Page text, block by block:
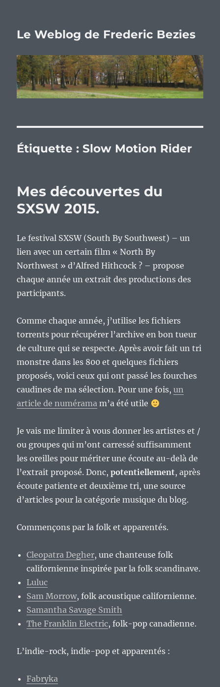
Le Weblog de Frederic Bezies
Étiquette : Slow Motion Rider
Mes découvertes du
SXSW 2015.
Le festival SXSW (South By Southwest) – un
lien avec un certain film « North By
Northwest » d’Alfred Hithcock ? – propose
chaque année un extrait des productions des
participants.
Comme chaque année, j’utilise les fichiers
torrents pour récupérer l’archive en bon tueur
de culture qui se respecte. Après avoir fait un tri
monstre dans les 800 et quelques fichiers
proposés, voici ceux qui ont passé les fourches
caudines de ma sélection. Pour une fois,un
article de numérama m’a été utile
Je vais me limiter à vous donner les artistes et /
ou groupes qui m’ont carressé suffisamment
les oreilles pour mériter une écoute au-delà de
l’extrait proposé. Donc,potentiellement, après
écoute patiente et deuxième tri, une source
d’articles pour la catégorie musique du blog.
Commençons par la folk et apparentés.
Cleopatra Degher, une chanteuse folk
californienne inspirée par la folk scandinave.
Luluc
Sam Morrow, folk acoustique californienne.
Samantha Savage Smith
The Franklin Electric, folk-pop canadienne.
L’indie-rock, indie-pop et apparentés :
Fabryka